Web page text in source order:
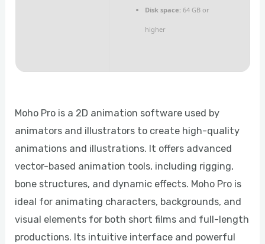
Disk space:64 GB or
higher
Moho Pro is a 2D animation software used by
animators and illustrators to create high-quality
animations and illustrations. It offers advanced
vector-based animation tools, including rigging,
bone structures, and dynamic effects. Moho Pro is
ideal for animating characters, backgrounds, and
visual elements for both short films and full-length
productions. Its intuitive interface and powerful